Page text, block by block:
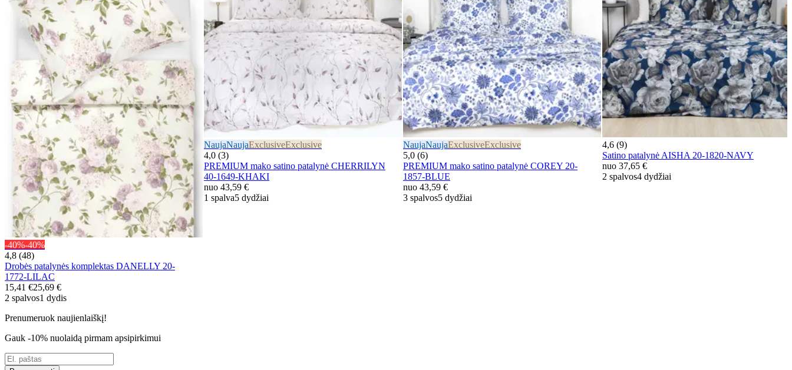
-40%-40%
4,8 (48)
Drobės patalynės komplektas DANELLY 20-
1772-LILAC
15,41 €25,69 €
2 spalvos1 dydis
NaujaNaujaExclusiveExclusive
4,0 (3)
PREMIUM mako satino patalynė CHERRILYN
40-1649-KHAKI
nuo 43,59 €
1 spalva5 dydžiai
NaujaNaujaExclusiveExclusive
5,0 (6)
PREMIUM mako satino patalynė COREY 20-
1857-BLUE
nuo 43,59 €
3 spalvos5 dydžiai
4,6 (9)
Satino patalynė AISHA 20-1820-NAVY
nuo 37,65 €
2 spalvos4 dydžiai
Prenumeruok naujienlaiškį!
Gauk -10% nuolaidą pirmam apsipirkimui